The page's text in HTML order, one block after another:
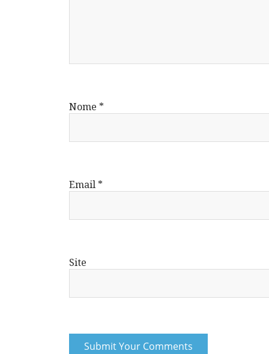
Nome *
Email *
Site